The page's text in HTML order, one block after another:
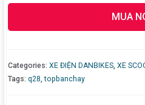
MUA
Categories:XE ĐIỆN DANBIKES,XE
Tags:q28,topbanchay